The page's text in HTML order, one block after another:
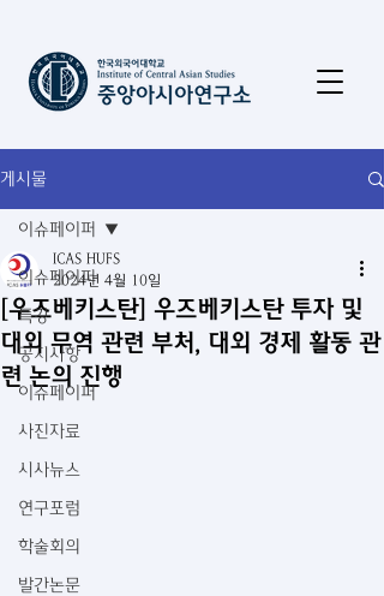
게시물
이슈페이퍼
특강
공지사항
이슈페이퍼
사진자료
시사뉴스
연구포럼
학술회의
발간논문
이슈페이퍼
[우즈베키스탄] 우즈베키스탄 투자 및
대외 무역 관련 부처, 대외 경제 활동 관
련 논의 진행
ICAS HUFS
2024년 4월 10일